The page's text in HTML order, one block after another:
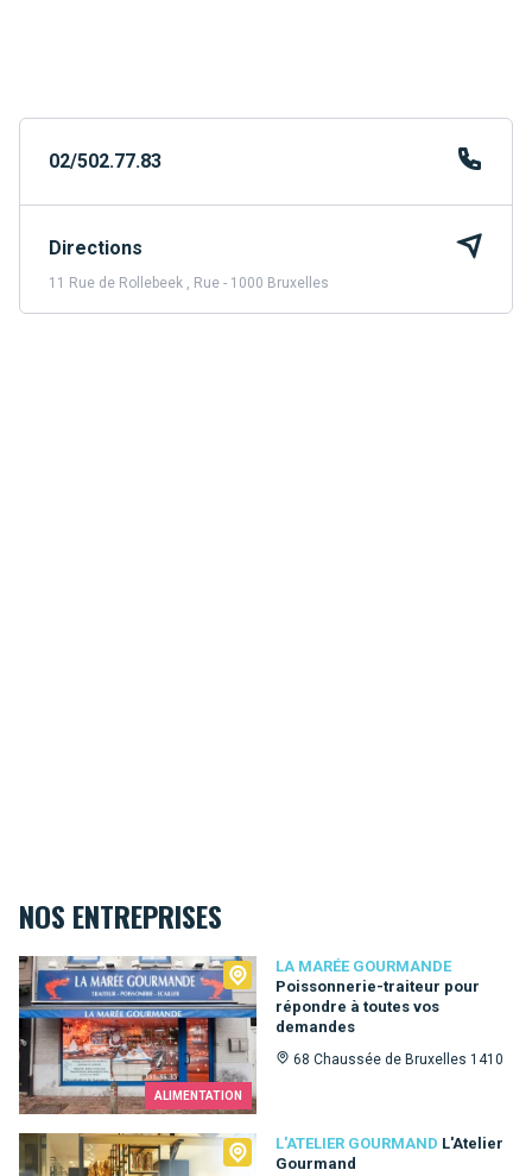
02/502.77.83
Directions
11 Rue de Rollebeek , Rue - 1000 Bruxelles
NOS ENTREPRISES
ALIMENTATION
LA MARÉE GOURMANDE
Poissonnerie-traiteur pour
répondre à toutes vos
demandes
68 Chaussée de Bruxelles 1410
La Marée Gourmande
L'ATELIER GOURMAND L'Atelier
Gourmand
L'Atelier Gourmand